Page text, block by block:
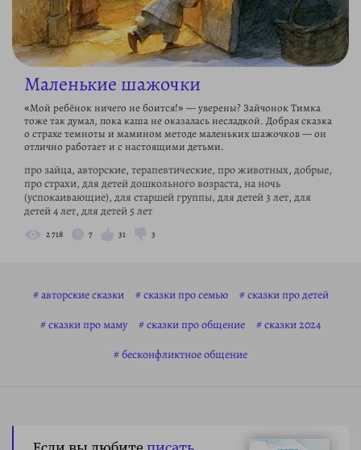
Маленькие шажочки
«Мой ребёнок ничего не боится!» — уверены? Зайчонок Тимка
тоже так думал, пока каша не оказалась несладкой. Добрая сказка
о страхе темноты и мамином методе маленьких шажочков — он
отлично работает и с настоящими детьми.
про зайца, авторские, терапевтические, про животных, добрые,
про страхи, для детей дошкольного возраста, на ночь
(успокаивающие), для старшей группы, для детей 3 лет, для
детей 4 лет, для детей 5 лет
2 718 7 31 3
авторские сказки сказки про семью
сказки про детей
сказки про маму
сказки про общение
сказки 2024
бесконфликтное общение